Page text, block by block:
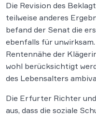
Die Revision des
teilweise anderes
befand der Senat die
ebenfalls für
Rentennähe der
wohl berücksichtigt
des Lebensalters
Die Erfurter Richter
aus, dass die soziale